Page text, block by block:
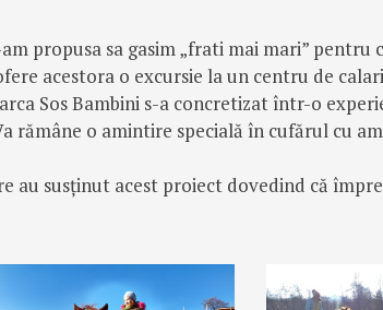
propusa sa gasim „frati mai mari” pentru
acestora o excursie la un centru de
Sos Bambini s-a concretizat într-o
rămâne o amintire specială în cufărul cu
au susținut acest proiect dovedind că